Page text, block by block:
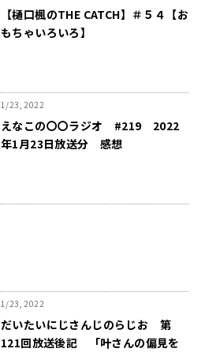
【樋口楓のTHE CATCH】＃５４【お
もちゃいろいろ】
1/23, 2022
えなこの〇〇ラジオ #219 2022
年1月23日放送分 感想
1/23, 2022
だいたいにじさんじのらじお 第
121回放送後記 「叶さんの偏見を